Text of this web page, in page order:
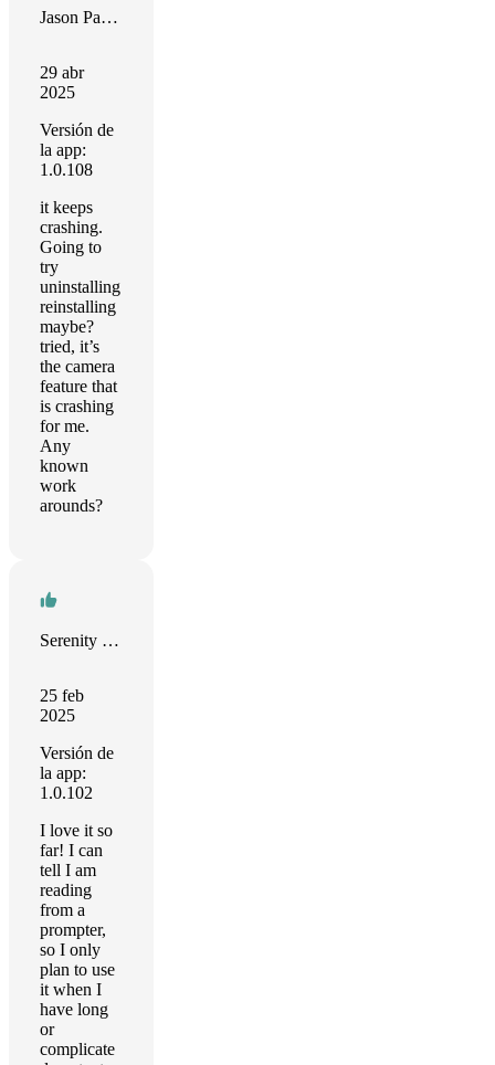
Jason Patello
29 abr
2025
Versión de
la app:
1.0.108
it keeps
crashing.
Going to
try
uninstalling
reinstalling
maybe?
tried, it’s
the camera
feature that
is crashing
for me.
Any
known
work
arounds?
Serenity Silvers
25 feb
2025
Versión de
la app:
1.0.102
I love it so
far! I can
tell I am
reading
from a
prompter,
so I only
plan to use
it when I
have long
or
complicate